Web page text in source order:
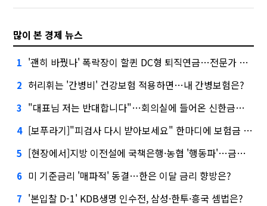
많이 본 경제 뉴스
1 '괜히 바꿨나' 폭락장이 할퀸 DC형 퇴직연금…전문가 조언은
2 허리휘는 '간병비' 건강보험 적용하면…내 간병보험은?
3 "대표님 저는 반대합니다"…회의실에 들어온 신한금융 AI
4 [보푸라기]"피검사 다시 받아보세요" 한마디에 보험금 못 받을 뻔?
5 [현장에서]지방 이전설에 국책은행·농협 '행동파'…금감원 '신중모드'
6 미 기준금리 '매파적' 동결…한은 이달 금리 향방은?
7 '본입찰 D-1' KDB생명 인수전, 삼성·한투·흥국 셈법은?